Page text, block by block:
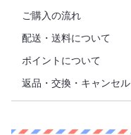
ご購入の流れ
配送・送料について
ポイントについて
返品・交換・キャンセル